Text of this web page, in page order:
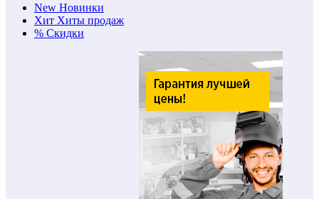
New Новинки
Хит Хиты продаж
% Скидки